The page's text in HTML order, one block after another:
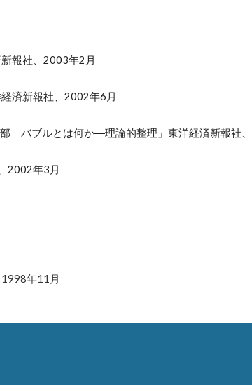
報社、2003年2 月
済新報社、2002年6月
バブルとは何か―理論的整理」東洋経済新報社
2002年3月
1998年11月